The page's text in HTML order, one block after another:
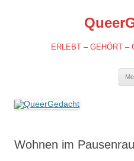
ERLEBT – GEHÖRT –
Wohnen im